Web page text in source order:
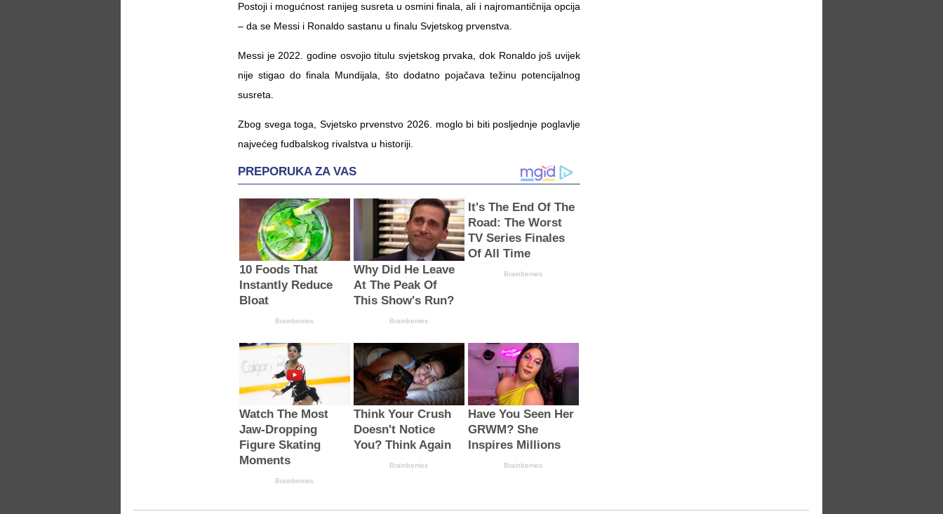
Postoji i mogućnost ranijeg susreta u osmini finala, ali i najromantičnija opcija
– da se Messi i Ronaldo sastanu u finalu Svjetskog prvenstva.
Messi je 2022. godine osvojio titulu svjetskog prvaka, dok Ronaldo još uvijek
nije stigao do finala Mundijala, što dodatno pojačava težinu potencijalnog
susreta.
Zbog svega toga, Svjetsko prvenstvo 2026. moglo bi biti posljednje poglavlje
najvećeg fudbalskog rivalstva u historiji.